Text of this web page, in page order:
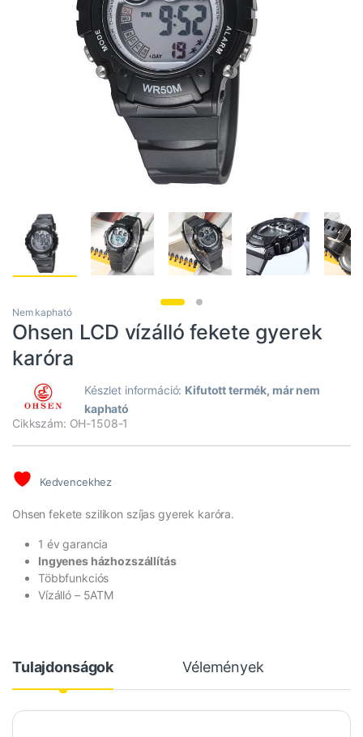
Nem kapható
Ohsen LCD vízálló fekete gyerek
karóra
Készlet információ: Kifutott termék, már nem
kapható
Cikkszám: OH-1508-1
Kedvencekhez
Ohsen fekete szilikon szíjas gyerek karóra.
1 év garancia
Ingyenes házhozszállítás
Többfunkciós
Vízálló – 5ATM
Tulajdonságok Vélemények